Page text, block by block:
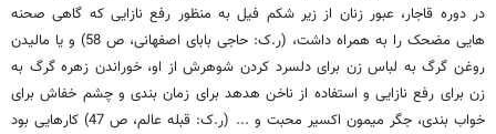
در دوره قاجار، عبور زنان از زیر شکم فیل به منظور رفع نازایی که گاهی صحنه
هایی مضحک را به همراه داشت، (ر.ک: حاجی بابای اصفهانی، ص 58) و یا مالیدن
روغن گرگ به لباس زن برای دلسرد کردن شوهرش از او، خوراندن زهره گرگ به
زن برای رفع نازایی و استفاده از ناخن هدهد برای زمان بندی و چشم خفاش برای
خواب بندی، جگر میمون اکسیر محبت و ... (ر.ک: قبله عالم، ص 47) کارهایی بود